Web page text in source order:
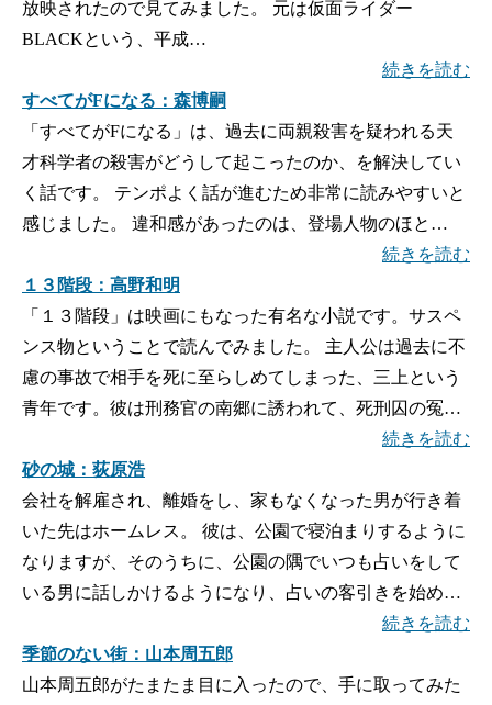
放映されたので見てみました。 元は仮面ライダー
BLACKという、平成…
続きを読む
すべてがFになる：森博嗣
「すべてがFになる」は、過去に両親殺害を疑われる天
才科学者の殺害がどうして起こったのか、を解決してい
く話です。 テンポよく話が進むため非常に読みやすいと
感じました。 違和感があったのは、登場人物のほと…
続きを読む
１３階段：高野和明
「１３階段」は映画にもなった有名な小説です。サスペ
ンス物ということで読んでみました。 主人公は過去に不
慮の事故で相手を死に至らしめてしまった、三上という
青年です。彼は刑務官の南郷に誘われて、死刑囚の冤…
続きを読む
砂の城：荻原浩
会社を解雇され、離婚をし、家もなくなった男が行き着
いた先はホームレス。 彼は、公園で寝泊まりするように
なりますが、そのうちに、公園の隅でいつも占いをして
いる男に話しかけるようになり、占いの客引きを始め…
続きを読む
季節のない街：山本周五郎
山本周五郎がたまたま目に入ったので、手に取ってみた